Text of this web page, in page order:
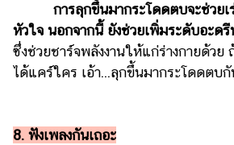
การลุกขึ้นมากระโดดตบจะช่วยเ
หัวใจ นอกจากนี้ ยังช่วยเพิ่มระดับอะด
ซึ่งช่วยชาร์จพลังงานให้แก่ร่างกายด้วย
ได้แคร์ใคร เอ้า...ลุกขึ้นมากระโดดตบกั
8. ฟังเพลงกันเถอะ